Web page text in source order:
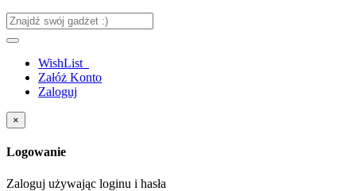
WishList
Załóż Konto
Zaloguj
×
Logowanie
Zaloguj używając loginu i hasła